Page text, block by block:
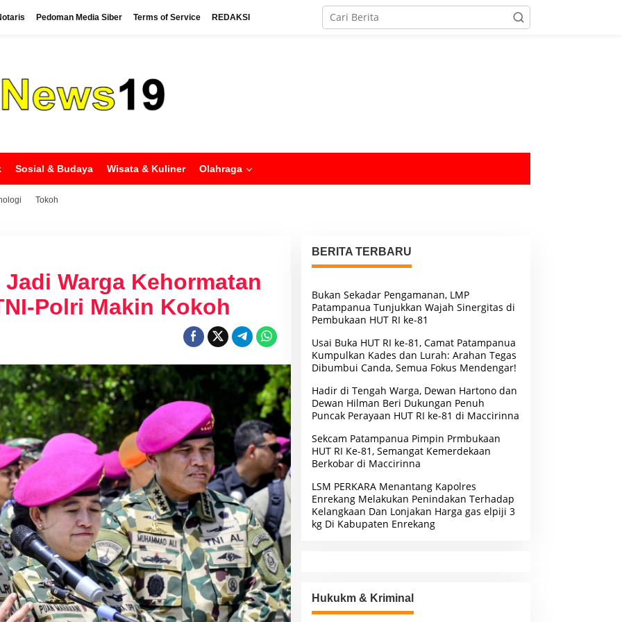
Pedoman Media Siber Terms of Service REDAKSI
Sosial & Budaya Wisata & Kuliner Olahraga
Tokoh
Warga Kehormatan
Polri Makin Kokoh
BERITA TERBARU
Bukan Sekadar Pengamanan, LMP
Patampanua Tunjukkan Wajah Sinergitas di
Pembukaan HUT RI ke-81
Usai Buka HUT RI ke-81, Camat Patampanua
Kumpulkan Kades dan Lurah: Arahan Tegas
Dibumbui Canda, Semua Fokus Mendengar!
Hadir di Tengah Warga, Dewan Hartono dan
Dewan Hilman Beri Dukungan Penuh
Puncak Perayaan HUT RI ke-81 di Maccirinna
Sekcam Patampanua Pimpin Prmbukaan
HUT RI Ke-81, Semangat Kemerdekaan
Berkobar di Maccirinna
LSM PERKARA Menantang Kapolres
Enrekang Melakukan Penindakan Terhadap
Kelangkaan Dan Lonjakan Harga gas elpiji 3
kg Di Kabupaten Enrekang
Hukukm & Kriminal